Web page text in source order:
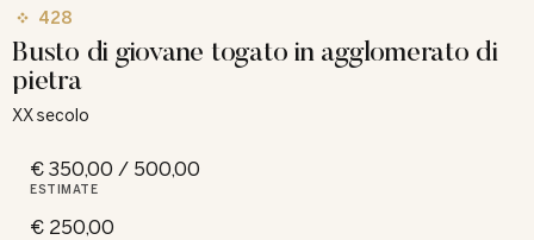
428
Busto di giovane togato in agglomerato di
pietra
XX secolo
€ 350,00 / 500,00
ESTIMATE
€ 250,00